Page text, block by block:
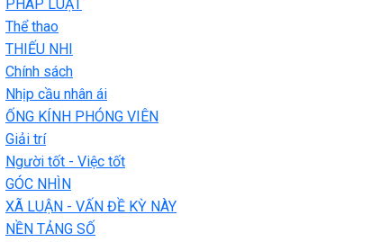
PHÁP LUẬT
Thể thao
THIẾU NHI
Chính sách
Nhịp cầu nhân ái
ỐNG KÍNH PHÓNG VIÊN
Giải trí
Người tốt - Việc tốt
GÓC NHÌN
XÃ LUẬN - VẤN ĐỀ KỲ NÀY
NỀN TẢNG SỐ